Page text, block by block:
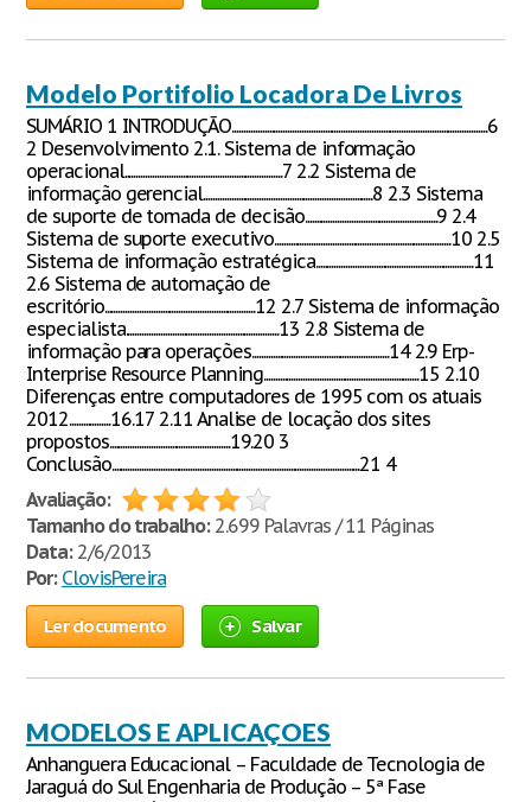
Modelo Portifolio Locadora De Livros
SUMÁRIO 1 INTRODUÇÃO..............................................................................................................6
2 Desenvolvimento 2.1. Sistema de informação
operacional....................................................................7 2.2 Sistema de
informação gerencial.........................................................................8 2.3 Sistema
de suporte de tomada de decisão.........................................................9 2.4
Sistema de suporte executivo............................................................................10 2.5
Sistema de informação estratégica....................................................................11
2.6 Sistema de automação de
escritório.................................................................12 2.7 Sistema de informação
especialista..................................................................13 2.8 Sistema de
informação para operações...........................................................14 2.9 Erp-
Interprise Resource Planning...................................................................15 2.10
Diferenças entre computadores de 1995 com os atuais
2012..................16.17 2.11 Analise de locação dos sites
propostos....................................................19.20 3
Conclusão...........................................................................................................21 4
Avaliação:
Tamanho do trabalho:2.699 Palavras / 11 Páginas
Data:2/6/2013
Por: ClovisPereira
Ler documento Salvar
MODELOS E APLICAÇOES
Anhanguera Educacional – Faculdade de Tecnologia de
Jaraguá do Sul Engenharia de Produção – 5ª Fase